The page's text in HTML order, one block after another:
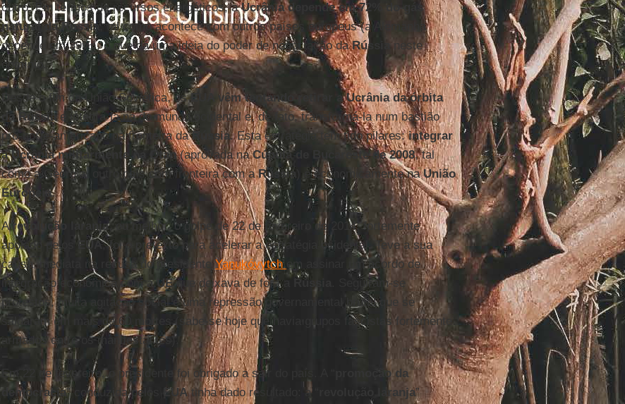
outro. Em termos de recursos energéticos, aUcrânia depende em 72% do gás
natural da Rússia, tal como acontece com outros países europeus (a Alemanha
depende em 39%), o que dá uma ideia do poder de negociação daRússia neste
domínio.
Desde o fim da União Soviética, osEUA vêm tentando retirar a Ucrânia da órbita
da Rússiae integrá-la na do mundo ocidental e, de fato, transformá-la num bastião
pró-norte-americano na fronteira daRússia. Esta estratégia tem tido pilares:integrar
a Ucrânia militarmente na
Otan(aprovada naCúpula de Bucareste de 2008, tal
como a Geórgia, outro país com fronteira com aRússia ) e economicamente naUnião
Europeia.
Arevolução laranja, ou melhor, o golpe de 22 de fevereiro de 2014, fortemente
apoiado pelosEUA, foi o pretexto para acelerar a estratégia ocidental. Teve a sua
causa imediata na recusa do presidenteYanukóvytch em assinar um acordo de
integração econômica com aUEque deixava de fora a Rússia
. Seguiram-se
protestos, muita agitação social e uma repressão governamental brutal que se
saldaram em mais de 60 mortes (sabe-se hoje que havia grupos fascistas fortemente
armados entre os manifestantes).
Em 22 de fevereiro, o presidente foi obrigado a sair do país. A “ promoção da
democracia” conduzida pelos EUAtinha dado resultado: a “ laranja”